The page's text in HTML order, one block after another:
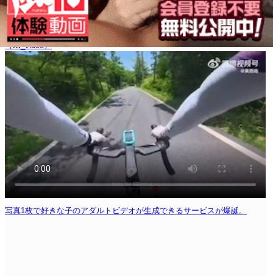
（tw_video）
写真1枚で好きな子のアダルトビデオが生成できるサービスが爆誕。